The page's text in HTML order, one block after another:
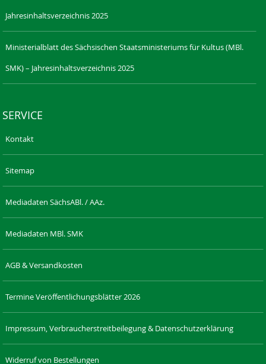
Jahresinhaltsverzeichnis 2025
Ministerialblatt des Sächsischen Staatsministeriums für Kultus (MBl.
SMK) – Jahresinhaltsverzeichnis 2025
SERVICE
Kontakt
Sitemap
Mediadaten SächsABl. / AAz.
Mediadaten MBl. SMK
AGB & Versandkosten
Termine Veröffentlichungsblätter 2026
Impressum, Verbraucherstreitbeilegung & Datenschutzerklärung
Widerruf von Bestellungen